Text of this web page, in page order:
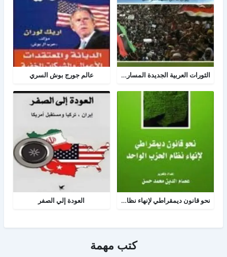
الثورات العربية الجديدة المسار والمصير عالم جورج بوش السري
نحو قانون ديمقراطي لإنهاء نظام الحزب الواحد العودة إلي الصفر
كتب مهمة